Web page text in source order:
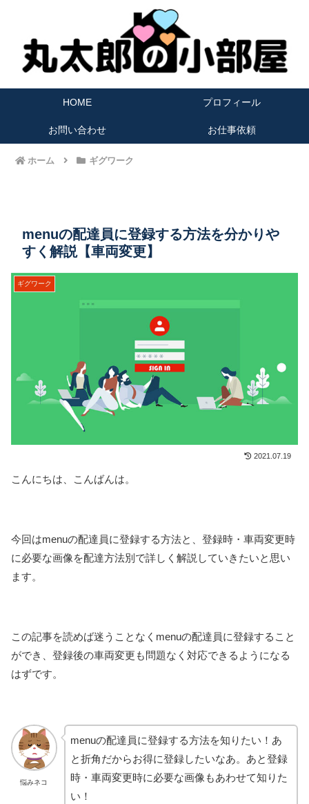
HOME プロフィール
お問い合わせ お仕事依頼
ホーム ギグワーク
menuの配達員に登録する方法を分かりや
すく解説【車両変更】
ギグワーク
2021.07.19
こんにちは、こんばんは。
今回はmenuの配達員に登録する方法と、登録時・車両変更時
に必要な画像を配達方法別で詳しく解説していきたいと思い
ます。
この記事を読めば迷うことなくmenuの配達員に登録すること
ができ、登録後の車両変更も問題なく対応できるようになる
はずです。
悩みネコ
menuの配達員に登録する方法を知りたい！あ
と折角だからお得に登録したいなあ。あと登録
時・車両変更時に必要な画像もあわせて知りた
い！